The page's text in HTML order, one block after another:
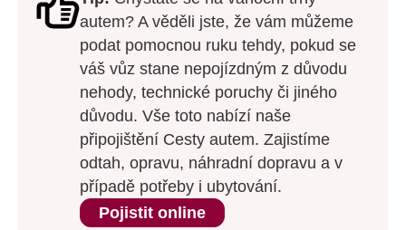
autem? A věděli jste, že vám můžeme
podat pomocnou ruku tehdy, pokud se
váš vůz stane nepojízdným z důvodu
nehody, technické poruchy či jiného
důvodu. Vše toto nabízí naše
připojištění Cesty autem. Zajistíme
odtah, opravu, náhradní dopravu a v
případě potřeby i ubytování.
Pojistit online